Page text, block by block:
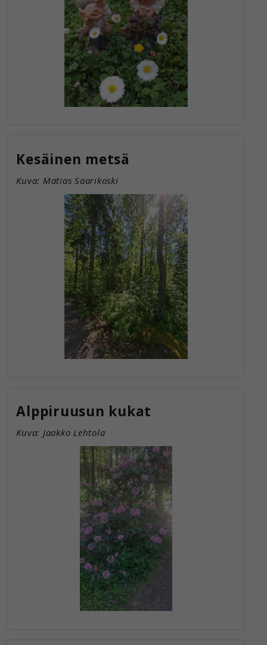
Kesäinen metsä
Kuva: Matias Saarikoski
Alppiruusun kukat
Kuva: Jaakko Lehtola